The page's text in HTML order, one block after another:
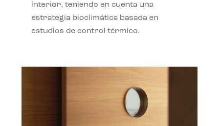
interior, teniendo en cuenta una
estrategia bioclimática basada en
estudios de control térmico.